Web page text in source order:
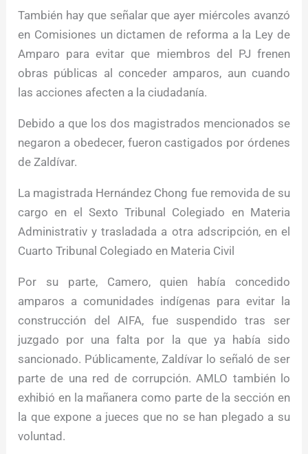
También hay que señalar que ayer miércoles avanzó
en Comisiones un dictamen de reforma a la Ley de
Amparo para evitar que miembros del PJ frenen
obras públicas al conceder amparos, aun cuando
las acciones afecten a la ciudadanía.
Debido a que los dos magistrados mencionados se
negaron a obedecer, fueron castigados por órdenes
de Zaldívar.
La magistrada Hernández Chong fue removida de su
cargo en el Sexto Tribunal Colegiado en Materia
Administrativ y trasladada a otra adscripción, en el
Cuarto Tribunal Colegiado en Materia Civil
Por su parte, Camero, quien había concedido
amparos a comunidades indígenas para evitar la
construcción del AIFA, fue suspendido tras ser
juzgado por una falta por la que ya había sido
sancionado. Públicamente, Zaldívar lo señaló de ser
parte de una red de corrupción. AMLO también lo
exhibió en la mañanera como parte de la sección en
la que expone a jueces que no se han plegado a su
voluntad.